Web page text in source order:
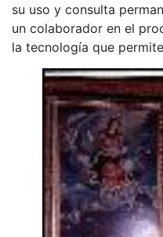
su uso y consulta
un colaborador en el
la tecnología que